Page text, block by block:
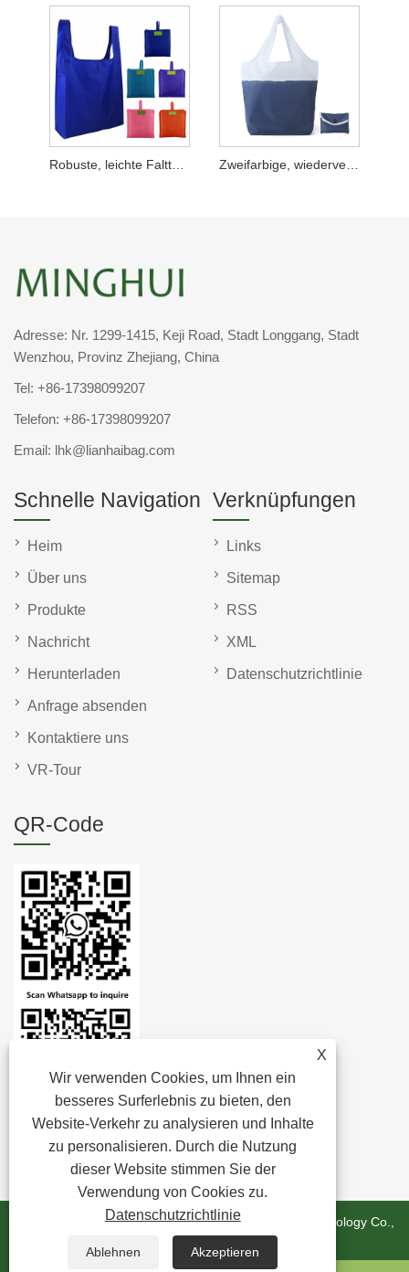
Robuste, leichte Falttasche
X
Wir verwenden Cookies, um Ihnen ein
besseres Surferlebnis zu bieten, den
Website-Verkehr zu analysieren und Inhalte
zu personalisieren. Durch die Nutzung
dieser Website stimmen Sie der
Verwendung von Cookies zu.
Datenschutzrichtlinie
Ablehnen Akzeptieren
Adresse: Nr. 1299-1415, Keji Road, Stadt Longgang, Stadt
Wenzhou, Provinz Zhejiang, China
Tel: +86-17398099207
Telefon: +86-17398099207
Email: lhk@lianhaibag.com
Schnelle Navigation
Heim
Über uns
Produkte
Nachricht
Herunterladen
Anfrage absenden
Kontaktiere uns
VR-Tour
Verknüpfungen
Links
Sitemap
RSS
XML
Datenschutzrichtlinie
QR-Code
Copyright © 2024 Zhejiang Minghui New Material Technology Co.,
Ltd. Alle Rechte vorbehalten.